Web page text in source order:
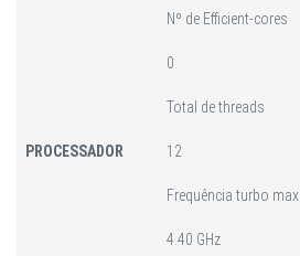
PROCESSADOR
Nº de Efficient-cores
0
Total de threads
12
Frequência turbo max
4.40 GHz